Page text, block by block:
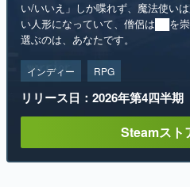
インディー RPG
リリース日：2026年第4四半期
ランキング